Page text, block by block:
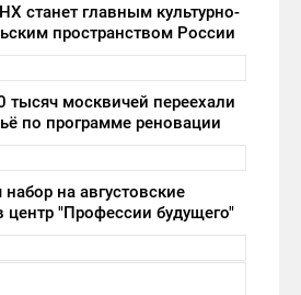
станет главным культурно-
пространством России
тысяч москвичей переехали
по программе реновации
на августовские
"Профессии будущего"